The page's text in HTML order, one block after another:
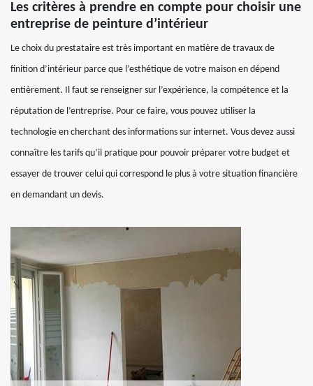
Les critères à prendre en compte pour choisir une
entreprise de peinture d’intérieur
Le choix du prestataire est très important en matière de travaux de
finition d’intérieur parce que l’esthétique de votre maison en dépend
entièrement. Il faut se renseigner sur l’expérience, la compétence et la
réputation de l’entreprise. Pour ce faire, vous pouvez utiliser la
technologie en cherchant des informations sur internet. Vous devez aussi
connaître les tarifs qu’il pratique pour pouvoir préparer votre budget et
essayer de trouver celui qui correspond le plus à votre situation financière
en demandant un devis.